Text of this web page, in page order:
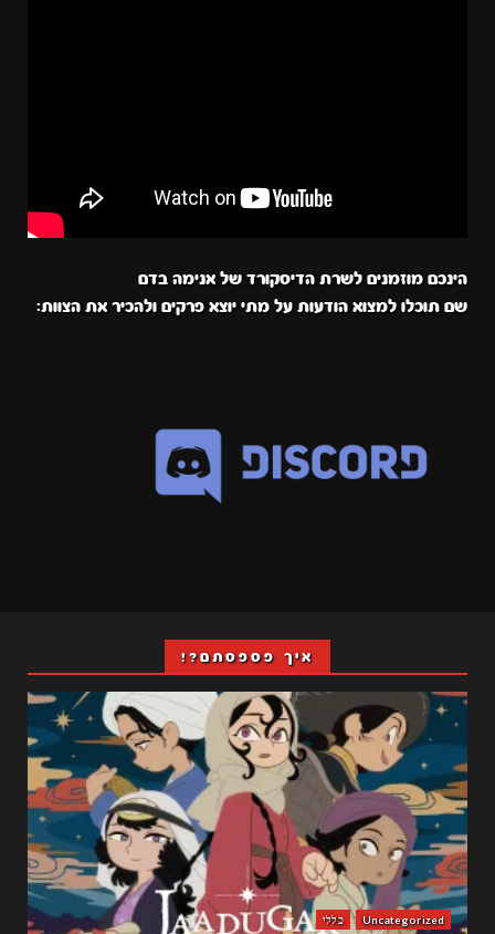
הינכם מוזמנים לשרת הדיסקורד של אנימה בדם
שם תוכלו למצוא הודעות על מתי יוצא פרקים ולהכיר את הצוות:
איך פספסתם?!
Uncategorized כללי